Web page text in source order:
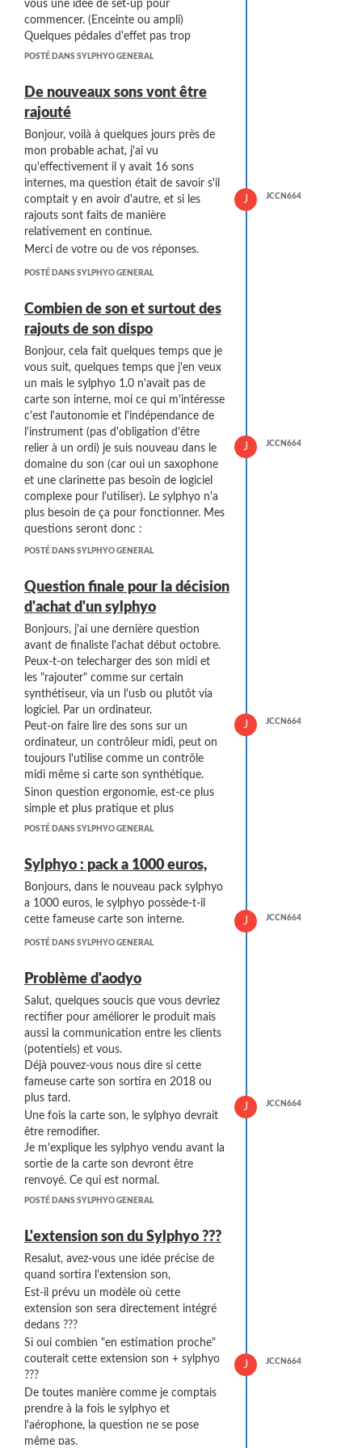
vous une idée de set-up pour
commencer. (Enceinte ou ampli)
Quelques pédales d'effet pas trop
excessif.
vst) à des prix pas trop excessif.
up, que j'acheterais plus tard dans
l'année. Mais au moins me donner une
idée car j'avoue j'ai très peur de cet
instrument : le sylphyo, j'ai peur de ne
pas arriver à comprendre la MAO, et je
suis totalement perdus et je ne suis
absolument pas connaisseurs dans ce
domaine, encore la PAO avec publisher
ou Adobe photos, illustrator et corel je
maîtrise autant la MAO avec cubase,
Donc j'ai peur de pas savoir comment et
par ou je dois commencer.
PS : une fonctionnalité qui serait un
plus et vous permettrez de faire vive la
communauté et surtout de se démarque
encore plus la concurrence serait la
possibilité de rajouter nous même des
sons : comme certain synthétiseur. Cela
apporterait une véritable authenticité
unique de l'instrument puisque chacun
apporterait des sons créer et partager à
l'ensemble de la commu pour le
télécharger et l'inserer dans le sylphyo.
Et chacun créerait et on aurait une
plateforme de son midi créer par tous,
créer au sylphyo par les membres de la
communauté et faire gagner des becs,
des sacoches. (Concours qui se ferait de
tels à tels dates, un nombre de 2-3 par
ans max, histoire d'avoir une relations
entreprise-client et d'instaurer une
forme de communauté vivante et
passionné autour du sylphyo.
Dernière question : les sons que vous
faites dans les video sont-ils modifier
par logiciel (traité officiellement) ou c'est
la qualité sortante de l'instrument (ce
que j'entends par là, c'est le son original)
et vos sons sont-ils paramétré ou c'est
l'instrument pour faire le son. Je me
demande ça car il y a la carte son
externe.
Comme il n'y a pas de haut-parleurs,
POSTÉ DANS SYLPHYO GENERAL
De nouveaux sons vont être
rajouté
Bonjour, voilà à quelques jours près de
mon probable achat, j'ai vu
qu'effectivement il y avait 16 sons
internes, ma question était de savoir s'il
comptait y en avoir d'autre, et si les
rajouts sont faits de manière
relativement en continue.
Merci de votre ou de vos réponses.
POSTÉ DANS SYLPHYO GENERAL
J JCCN664
Combien de son et surtout des
rajouts de son dispo
Bonjour, cela fait quelques temps que je
vous suit, quelques temps que j'en veux
un mais le sylphyo 1.0 n'avait pas de
carte son interne, moi ce qui m'intéresse
c'est l'autonomie et l'indépendance de
l'instrument (pas d'obligation d'être
relier à un ordi) je suis nouveau dans le
domaine du son (car oui un saxophone
et une clarinette pas besoin de logiciel
complexe pour l'utiliser). Le sylphyo n'a
plus besoin de ça pour fonctionner. Mes
questions seront donc :
Combien de son interne ? ? ?,
(customisation)
Peut-on télécharger des sons midi et les
rajouter dans le sylphyo ? ? ?
Existe-t-il des rajouts de son par mise à
jours ? ? ?
Comment s'appelle le son "stranger
things" dans l'une de vos vidéos ? ? ?
Est-ce que l'on peut toujours secouer
l'instrument pour faire un son spécial
comme avant, en secouant on pouvait
faire un son particulier comme sur les
guitare électrique.
Voilà merci d'avance pour votre
réponse, je compte m'en acheter une fin
octobre/debut novembre, soit 1semaine
à 2 semaine : combien de temps de
modèle défectueux par exemple. Et si
dans un ans je vous l'envoie pour une
révision combien coûte la révision ? ? ?,
cela résiste bien dans le temps ? ? ?
POSTÉ DANS SYLPHYO GENERAL
J JCCN664
Question finale pour la décision
d'achat d'un sylphyo
Bonjours, j'ai une dernière question
avant de finaliste l'achat début octobre.
Peux-t-on telecharger des son midi et
les "rajouter" comme sur certain
synthétiseur, via un l'usb ou plutôt via
logiciel. Par un ordinateur.
Peut-on faire lire des sons sur un
ordinateur, un contrôleur midi, peut on
toujours l'utilise comme un contrôle
midi même si carte son synthétique.
Sinon question ergonomie, est-ce plus
simple et plus pratique et plus
ergonomique que le akaï ewi wind. Et
POSTÉ DANS SYLPHYO GENERAL
J JCCN664
Sylphyo : pack a 1000 euros,
Bonjours, dans le nouveau pack sylphyo
a 1000 euros, le sylphyo possède-t-il
cette fameuse carte son interne.
POSTÉ DANS SYLPHYO GENERAL
J JCCN664
Problème d'aodyo
Salut, quelques soucis que vous devriez
rectifier pour améliorer le produit mais
aussi la communication entre les clients
(potentiels) et vous.
Déjà pouvez-vous nous dire si cette
fameuse carte son sortira en 2018 ou
plus tard.
Une fois la carte son, le sylphyo devrait
être remodifier.
Je m'explique les sylphyo vendu avant la
sortie de la carte son devront être
renvoyé. Ce qui est normal.
Mais après la sortie de la carte son, il
sylphyo, pour un client, je suis sur qu'ils
sont prêt a payé un peu plus cher et
avoir le produit "finis" avec toute option
. Ou au pire faire une page internet avec
les différentes options que l'on souhaite
acquérir avec le sylphyo.
Faire le sylphyo "sur-mesure", juste en
mettant l'option carte son intégré, (on
cacherait oui ou non) meilleurs
recepteur ... Tel pc alienware ou l'on
puisse choisir sa propre config en
fonction de son budget et de son
besoin.
Inspirez-vous un peu de la méthode "
POSTÉ DANS SYLPHYO GENERAL
J JCCN664
L'extension son du Sylphyo ???
Resalut, avez-vous une idée précise de
quand sortira l'extension son,
Est-il prévu un modèle où cette
extension son sera directement intégré
dedans ???
Si oui combien "en estimation proche"
couterait cette extension son + sylphyo
???
De toutes manière comme je comptais
prendre à la fois le sylphyo et
l'aérophone, la question ne se pose
même pas.
J JCCN664